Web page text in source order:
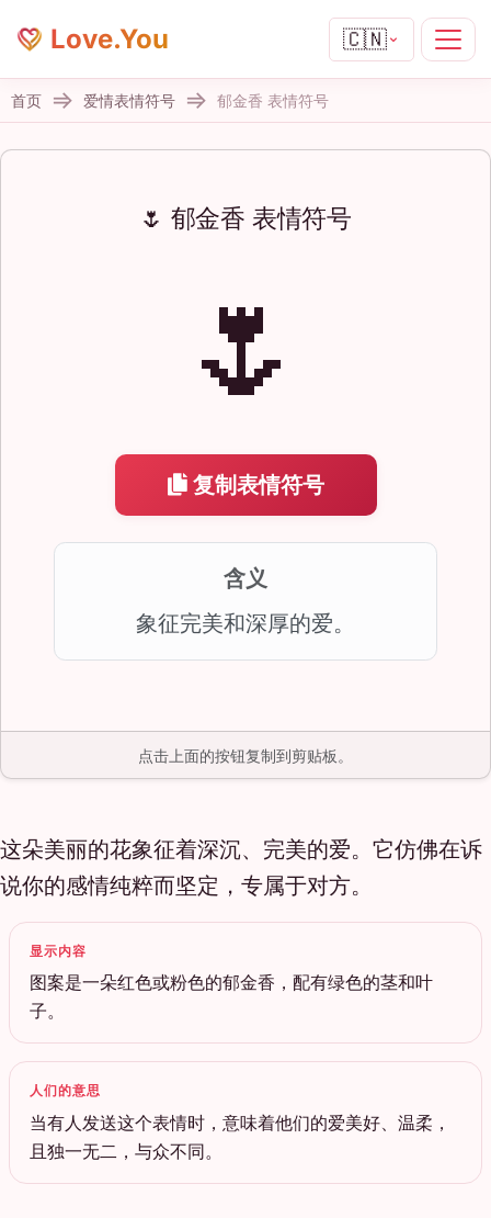
Love.You 🇨🇳
首页 爱情表情符号 郁金香 表情符号
🌷 郁金香 表情符号
🌷
复制表情符号
含义
象征完美和深厚的爱。
点击上面的按钮复制到剪贴板。
这朵美丽的花象征着深沉、完美的爱。它仿佛在诉
说你的感情纯粹而坚定，专属于对方。
显示内容
图案是一朵红色或粉色的郁金香，配有绿色的茎和叶
子。
人们的意思
当有人发送这个表情时，意味着他们的爱美好、温柔，
且独一无二，与众不同。